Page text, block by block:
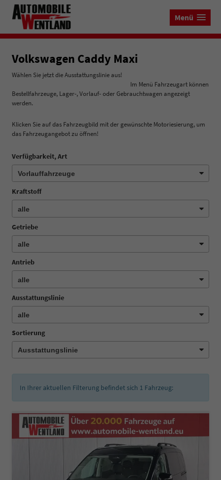
Menü
Volkswagen Caddy Maxi
Wählen Sie jetzt die Ausstattungslinie aus!
Im Menü Fahrzeugart können
Bestellfahrzeuge, Lager-, Vorlauf- oder Gebrauchtwagen angezeigt
werden.
Klicken Sie auf das Fahrzeugbild mit der gewünschte Motoriesierung, um
das Fahrzeugangebot zu öffnen!
Verfügbarkeit, Art
Kraftstoff
Getriebe
Antrieb
Ausstattungslinie
Sortierung
In Ihrer aktuellen Filterung befindet sich 1 Fahrzeug: